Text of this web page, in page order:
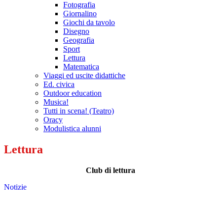
Fotografia
Giornalino
Giochi da tavolo
Disegno
Geografia
Sport
Lettura
Matematica
Viaggi ed uscite didattiche
Ed. civica
Outdoor education
Musica!
Tutti in scena! (Teatro)
Oracy
Modulistica alunni
Lettura
Club di lettura
Notizie